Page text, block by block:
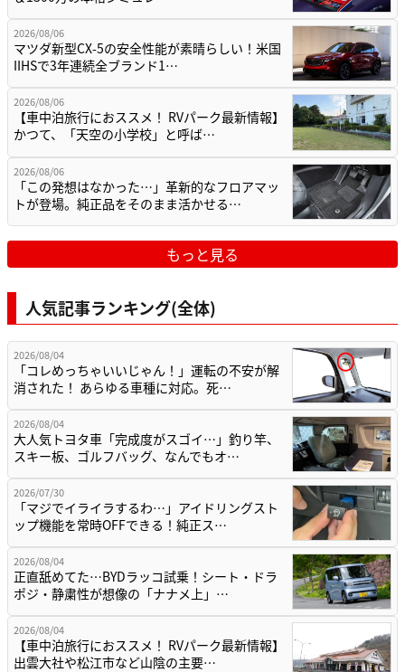
2026/08/06
マツダ新型CX-5の安全性能が素晴らしい！米国
IIHSで3年連続全ブランド1…
2026/08/06
【車中泊旅行におススメ！ RVパーク最新情報】
かつて、「天空の小学校」と呼ば…
2026/08/06
「この発想はなかった…」革新的なフロアマッ
トが登場。純正品をそのまま活かせる…
もっと見る
人気記事ランキング(全体)
2026/08/04
「コレめっちゃいいじゃん！」運転の不安が解
消された！ あらゆる車種に対応。死…
2026/08/04
大人気トヨタ車「完成度がスゴイ…」釣り竿、
スキー板、ゴルフバッグ、なんでもオ…
2026/07/30
「マジでイライラするわ…」アイドリングスト
ップ機能を常時OFFできる！純正ス…
2026/08/04
正直舐めてた…BYDラッコ試乗！シート・ドラ
ポジ・静粛性が想像の「ナナメ上」…
2026/08/04
【車中泊旅行におススメ！ RVパーク最新情報】
出雲大社や松江市など山陰の主要…